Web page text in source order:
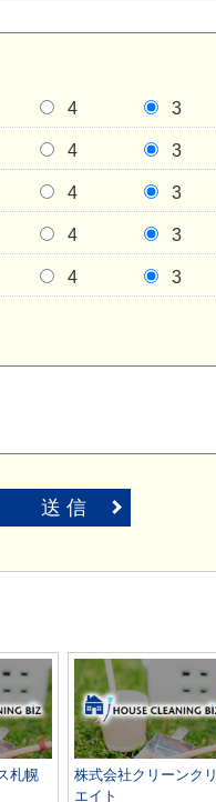
4 3
4 3
4 3
4 3
4 3
送 信
札幌
株式会社クリーンクリ
エイト